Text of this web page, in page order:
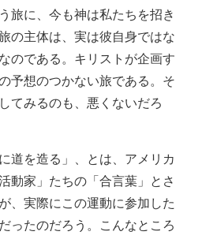
旅に、今も神は私たちを招き
の主体は、実は彼自身ではな
のである。キリストが企画す
予想のつかない旅である。そ
てみるのも、悪くないだろ
道を造る」、とは、アメリカ
動家」たちの「合言葉」とさ
、実際にこの運動に参加した
ったのだろう。こんなところ